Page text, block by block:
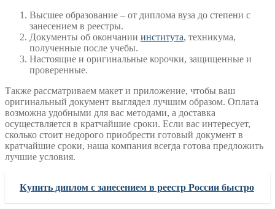
Высшее образование – от диплома вуза до степени с
занесением в реестры.
Документы об окончании института, техникума,
полученные после учебы.
Настоящие и оригинальные корочки, защищенные и
проверенные.
Также рассматриваем макет и приложение, чтобы ваш
оригинальный документ выглядел лучшим образом. Оплата
возможна удобными для вас методами, а доставка
осуществляется в кратчайшие сроки. Если вас интересует,
сколько стоит недорого приобрести готовый документ в
кратчайшие сроки, наша компания всегда готова предложить
лучшие условия.
Купить диплом с занесением в реестр России быстро